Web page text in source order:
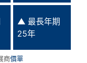
▲ 最長年期
25年
商價單